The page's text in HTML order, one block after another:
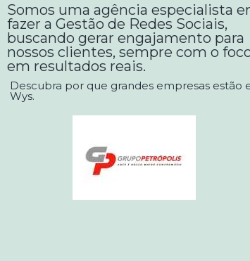
Somos uma agência especialista
fazer a Gestão de Redes Sociais,
buscando gerar engajamento para
nossos clientes, sempre com o
em resultados reais.
Descubra por que grandes empresas estão
Wys.